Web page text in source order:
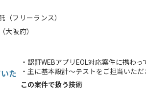
（フリーランス）
大阪府）
た
・認証WEBアプリEOL対応案件に携わ
・主に基本設計～テストをご担当いただ
この案件で扱う技術